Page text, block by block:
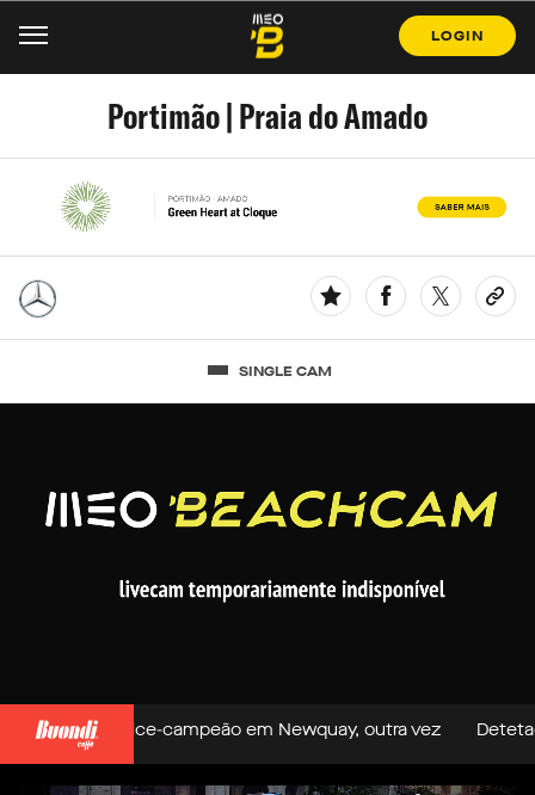
LOGIN
Portimão | Praia do Amado
SINGLE CAM
Dantas vice-campeão em Newquay, outra vez Detetadas